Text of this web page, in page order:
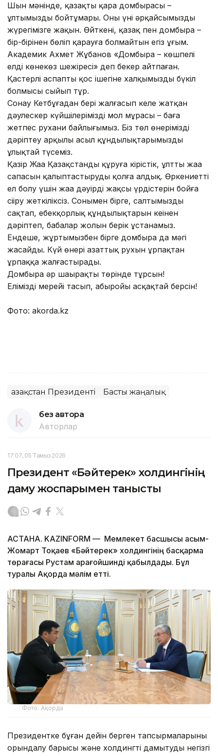
Шын мәнінде, қазақтың қара домбырасы –
ұлтымыздың бойтұмары. Оның үні әрқайсымыздың
жүрегімізге жақын. Өйткені, қазақ пен домбыра –
бір-бірінен бөліп қарауға болмайтын егіз ұғым.
Академик Ахмет Жұбанов «Домбыра – көшпелі
елдің көнекөз шежіресі» деп бекер айтпаған.
Қастерлі аспаптың қос ішегіне халқымыздың бүкіл
болмысы сыйып тұр.
Сонау Кетбұғадан бері жалғасып келе жатқан
дәулескер күйшілеріміздің мол мұрасы – баға
жетпес рухани байлығымыз. Біз төл өнерімізді
дәріптеу арқылы асыл құндылықтарымызды
ұлықтай түсеміз.
Қазір Жаңа Қазақстанды құруға кірістік, ұлттың жаңа
сапасын қалыптастыруды қолға алдық. Өркениетті
ел болу үшін жаңа дәуірдің жақсы үрдістерін бойға
сіңіру жеткіліксіз. Сонымен бірге, салтымызды
сақтап, еңбекқорлық құндылықтарын кеңінен
дәріптеп, бабалар жолын берік ұстанамыз.
Ендеше, жұртымызбен бірге домбыра да мәңгі
жасайды. Күй өнері азаттық рухын ұрпақтан
ұрпаққа жалғастырады.
Домбыра әр шаңырақтың төрінде тұрсын!
Еліміздің мерейі тасып, абыройы асқақтай берсін!
Фото: akorda.kz
Қазақстан Президенті Басты жаңалық
без автора
Авторлар
17:07, 05 Тамыз 2026
Президент «Бәйтерек» холдингінің
даму жоспарымен танысты
АСТАНА. KAZINFORM — Мемлекет басшысы Қасым-
Жомарт Тоқаев «Бәйтерек» холдингінің басқарма
төрағасы Рустам Қарағойшинді қабылдады. Бұл
туралы Ақорда мәлім етті.
Фото: Ақорда
Президентке бұған дейін берген тапсырмаларының
орындалу барысы және холдингті дамытудың негізгі